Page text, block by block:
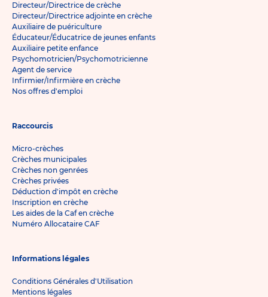
Directeur/Directrice de crèche
Directeur/Directrice adjointe en crèche
Auxiliaire de puériculture
Éducateur/Éducatrice de jeunes enfants
Auxiliaire petite enfance
Psychomotricien/Psychomotricienne
Agent de service
Infirmier/Infirmière en crèche
Nos offres d'emploi
Raccourcis
Micro-crèches
Crèches municipales
Crèches non genrées
Crèches privées
Déduction d'impôt en crèche
Inscription en crèche
Les aides de la Caf en crèche
Numéro Allocataire CAF
Informations légales
Conditions Générales d'Utilisation
Mentions légales